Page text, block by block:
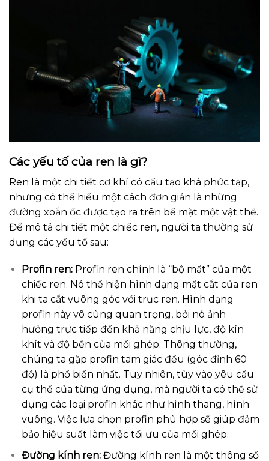
Các yếu tố của ren là gì?
Ren là một chi tiết cơ khí có cấu tạo khá phức tạp,
nhưng có thể hiểu một cách đơn giản là những
đường xoắn ốc được tạo ra trên bề mặt một vật thể.
Để mô tả chi tiết một chiếc ren, người ta thường sử
dụng các yếu tố sau:
Profin ren:Profin ren chính là “bộ mặt” của một
chiếc ren. Nó thể hiện hình dạng mặt cắt của ren
khi ta cắt vuông góc với trục ren. Hình dạng
profin này vô cùng quan trọng, bởi nó ảnh
hưởng trực tiếp đến khả năng chịu lực, độ kín
khít và độ bền của mối ghép. Thông thường,
chúng ta gặp profin tam giác đều (góc đỉnh 60
độ) là phổ biến nhất. Tuy nhiên, tùy vào yêu cầu
cụ thể của từng ứng dụng, mà người ta có thể sử
dụng các loại profin khác như hình thang, hình
vuông. Việc lựa chọn profin phù hợp sẽ giúp đảm
bảo hiệu suất làm việc tối ưu của mối ghép.
Đường kính ren:Đường kính ren là một thông số